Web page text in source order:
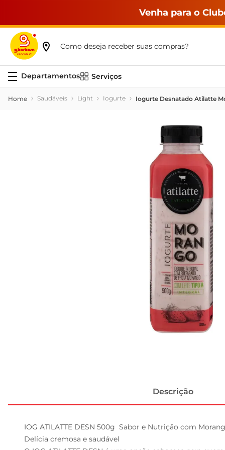
Venha para o
Como deseja receber suas compras?
Serviços
Saudáveis Light Iogurte Iogurte Desnatado Atilatte
Descrição
IOG ATILATTE DESN 500g  Sabor e Nutrição com
Delícia cremosa e saudável